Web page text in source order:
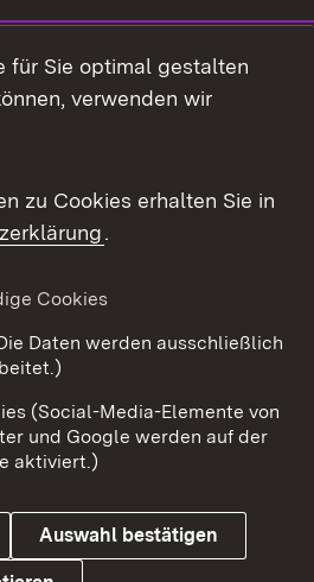
Barrierefreiheit
Cookies
für Sie optimal gestalten
verwenden wir
zu Cookies erhalten Sie in
.
Cookies
Daten werden ausschließlich
(Social-Media-Elemente von
und Google werden auf der
aktiviert.)
Auswahl bestätigen